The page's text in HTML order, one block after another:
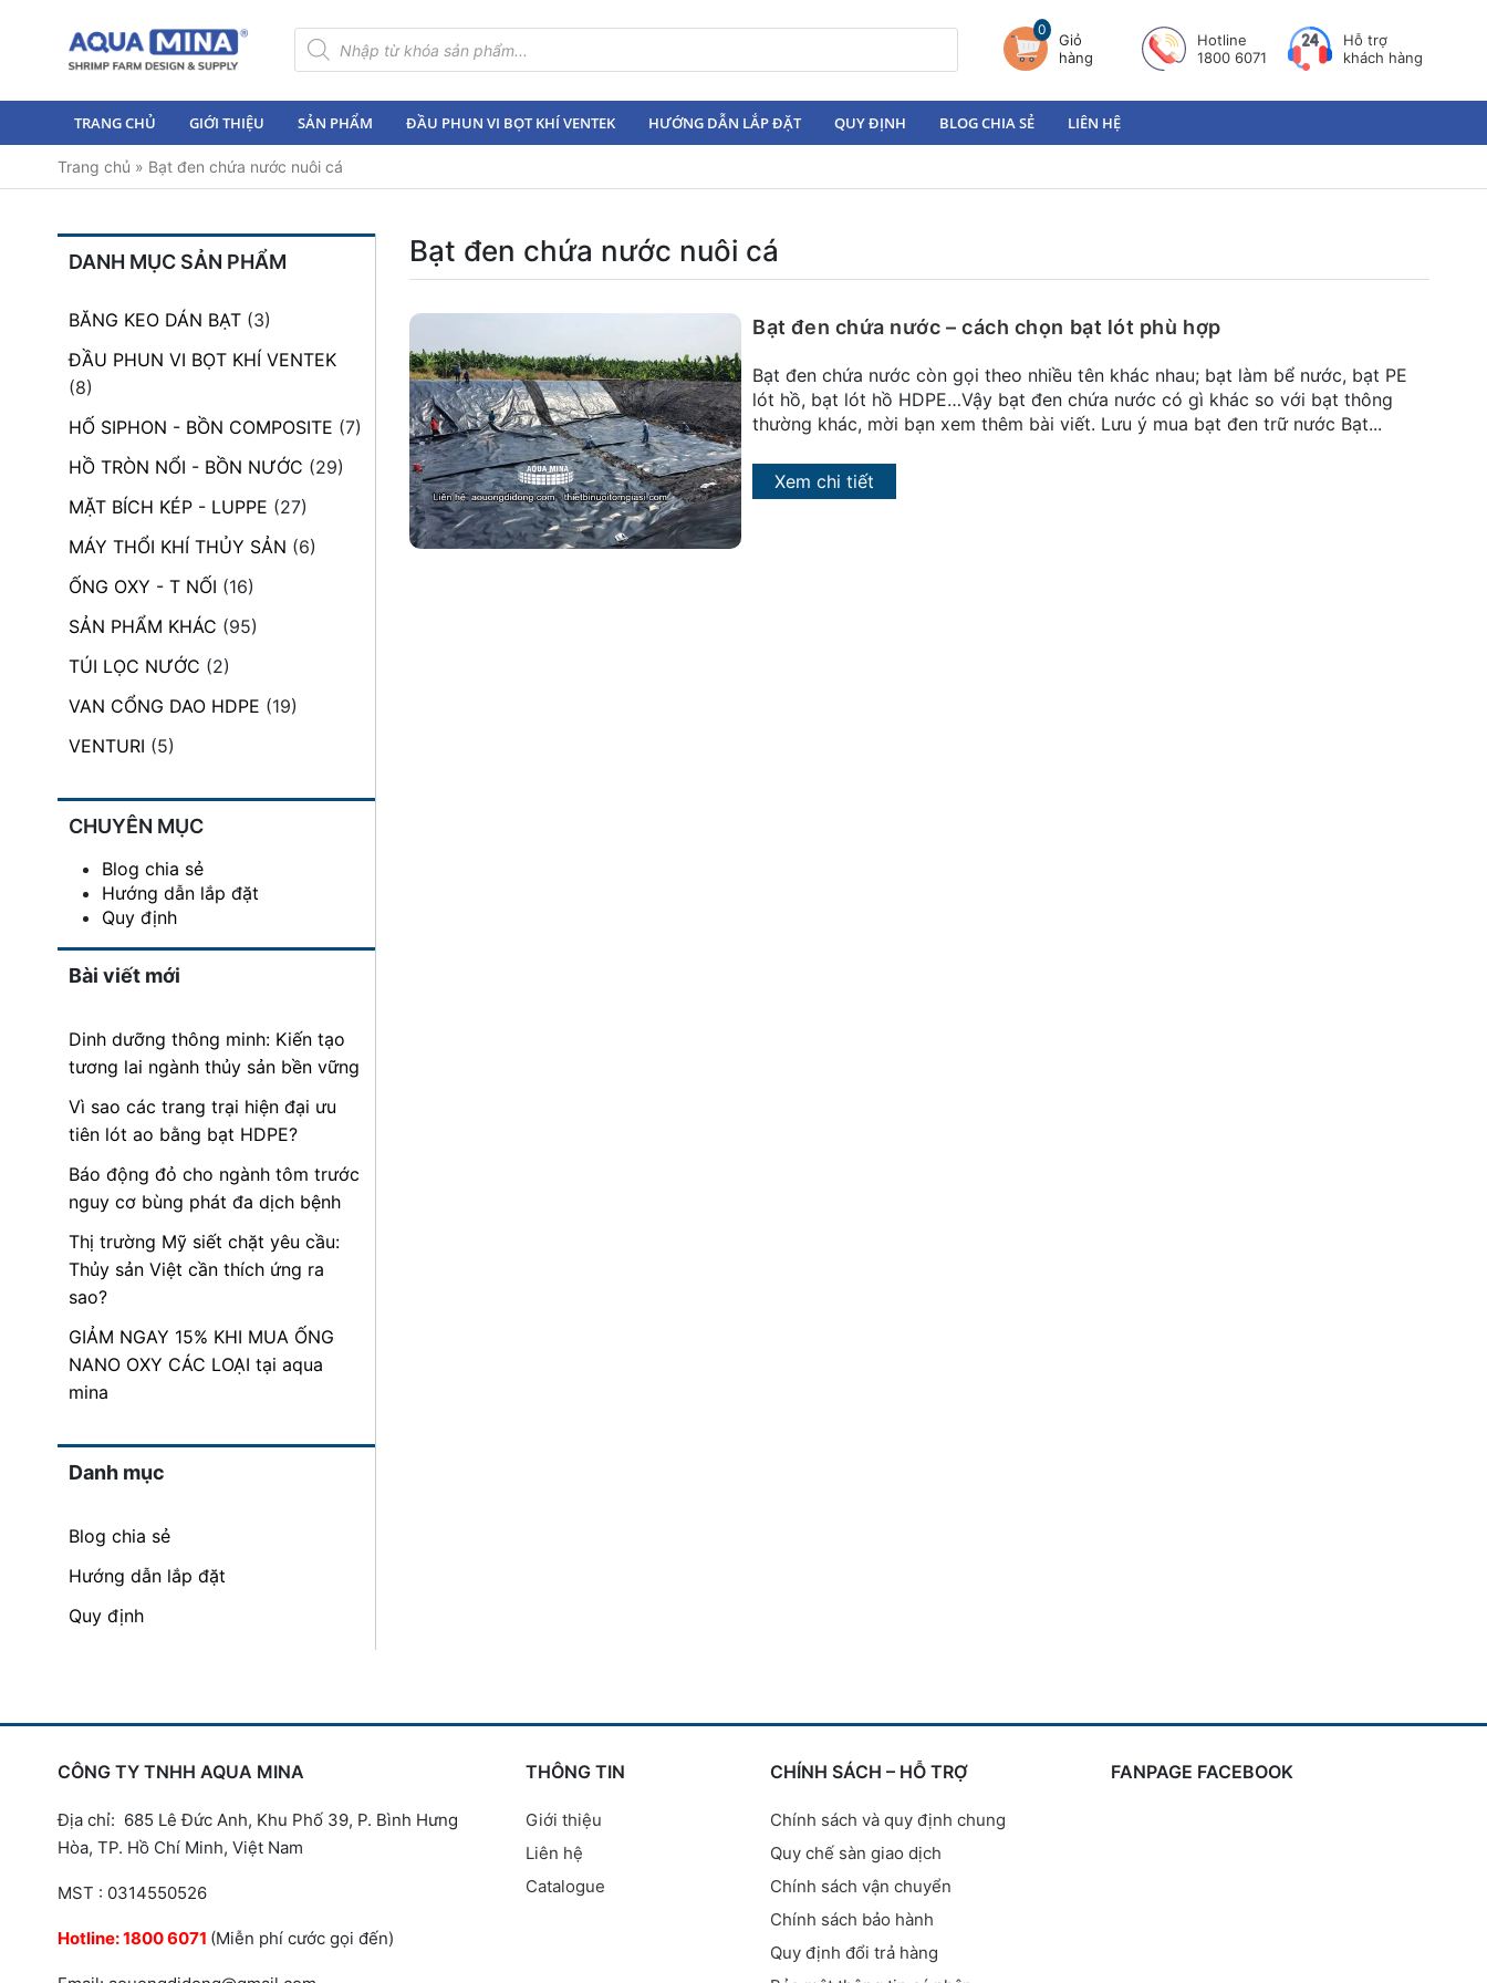
Tìm
kiếm
sản
0
Giỏ
hàng
Hotline
1800 6071
Hỗ trợ
khách hàng
TRANG CHỦ GIỚI THIỆU SẢN PHẨM ĐẦU PHUN VI BỌT KHÍ VENTEK HƯỚNG DẪN LẮP ĐẶT QUY ĐỊNH BLOG CHIA SẺ LIÊN HỆ
Trang chủ » Bạt đen chứa nước nuôi cá
DANH MỤC SẢN PHẨM
BĂNG KEO DÁN BẠT (3)
ĐẦU PHUN VI BỌT KHÍ VENTEK
(8)
HỐ SIPHON - BỒN COMPOSITE (7)
HỒ TRÒN NỔI - BỒN NƯỚC (29)
MẶT BÍCH KÉP - LUPPE (27)
MÁY THỔI KHÍ THỦY SẢN (6)
ỐNG OXY - T NỐI (16)
SẢN PHẨM KHÁC (95)
TÚI LỌC NƯỚC (2)
VAN CỔNG DAO HDPE (19)
VENTURI (5)
CHUYÊN MỤC
Blog chia sẻ
Hướng dẫn lắp đặt
Quy định
Bài viết mới
Dinh dưỡng thông minh: Kiến tạo
tương lai ngành thủy sản bền vững
Vì sao các trang trại hiện đại ưu
tiên lót ao bằng bạt HDPE?
Báo động đỏ cho ngành tôm trước
nguy cơ bùng phát đa dịch bệnh
Thị trường Mỹ siết chặt yêu cầu:
Thủy sản Việt cần thích ứng ra
sao?
GIẢM NGAY 15% KHI MUA ỐNG
NANO OXY CÁC LOẠI tại aqua
mina
Danh mục
Blog chia sẻ
Hướng dẫn lắp đặt
Quy định
Bạt đen chứa nước nuôi cá
Bạt đen chứa nước – cách chọn bạt lót phù hợp
Bạt đen chứa nước còn gọi theo nhiều tên khác nhau; bạt làm bể nước, bạt PE
lót hồ, bạt lót hồ HDPE…Vậy bạt đen chứa nước có gì khác so với bạt thông
thường khác, mời bạn xem thêm bài viết. Lưu ý mua bạt đen trữ nước Bạt...
Xem chi tiết
CÔNG TY TNHH AQUA MINA
Địa chỉ: 685 Lê Đức Anh, Khu Phố 39, P. Bình Hưng
Hòa, TP. Hồ Chí Minh, Việt Nam
MST : 0314550526
Hotline:1800 6071 (Miễn phí cước gọi đến)
THÔNG TIN
Giới thiệu
Liên hệ
Catalogue
CHÍNH SÁCH – HỖ TRỢ
Chính sách và quy định chung
Quy chế sàn giao dịch
Chính sách vận chuyển
Chính sách bảo hành
Quy định đổi trả hàng
FANPAGE FACEBOOK